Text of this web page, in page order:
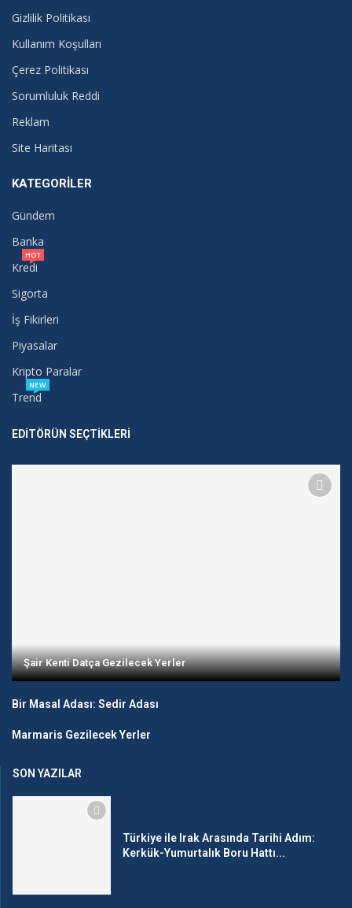
Gizlilik Politikası
Kullanım Koşulları
Çerez Politikası
Sorumluluk Reddi
Reklam
Site Haritası
KATEGORILER
Gündem
Banka
Kredi
HOT
Sigorta
İş Fikirleri
Piyasalar
Kripto Paralar
Trend
NEW
EDITÖRÜN SEÇTIKLERI
Şair Kenti Datça Gezilecek Yerler
Bir Masal Adası: Sedir Adası
Marmaris Gezilecek Yerler
SON YAZILAR
Türkiye ile Irak Arasında Tarihi Adım:
Kerkük-Yumurtalık Boru Hattı...